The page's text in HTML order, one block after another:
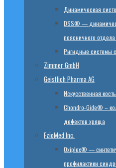
Динамическая
DSS® —
поясничного
Ригидные системы
Zimmer GmbH
Geistlich Pharma AG
Искусственная
Chondro-Gide® –
дефектов хряща
FzioMed Inc.
Oxiplex® —
профилактики